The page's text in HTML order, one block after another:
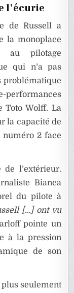
l’écurie
de Russell a
la monoplace
au pilotage
qui n’a pas
problématique
Toto Wolff. La
la capacité de
numéro 2 face
l’extérieur.
Bianca
du pilote à
[…] ont vu
pointe un
à la pression
de son
plus seulement